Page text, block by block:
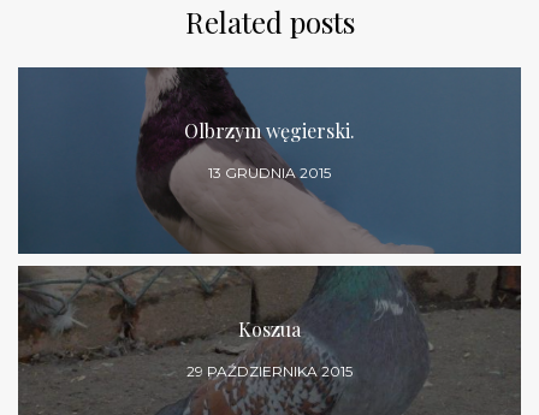
Related posts
Olbrzym węgierski.
13 GRUDNIA 2015
Koszua
29 PAŹDZIERNIKA 2015